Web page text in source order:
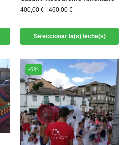
400,00 € - 460,00 €
Seleccionar la(s) fecha(s)
-6%